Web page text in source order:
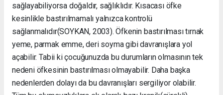
sağlayabiliyorsa doğaldır, sağlıklıdır. Kısacası öfke
kesinlikle bastırılmamalı yalnızca kontrolü
sağlanmalıdır(SOYKAN, 2003). Öfkenin bastırılması tırnak
yeme, parmak emme, deri soyma gibi davranışlara yol
açabilir. Tabii ki çocuğunuzda bu durumların olmasının tek
nedeni öfkesinin bastırılması olmayabilir. Daha başka
nedenlerden dolayı da bu davranışları sergiliyor olabilir.